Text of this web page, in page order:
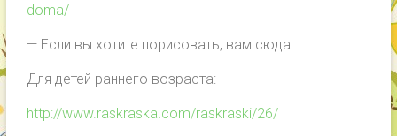
doma/
— Если вы хотите порисовать, вам сюда:
Для детей раннего возраста:
http://www.raskraska.com/raskraski/26/